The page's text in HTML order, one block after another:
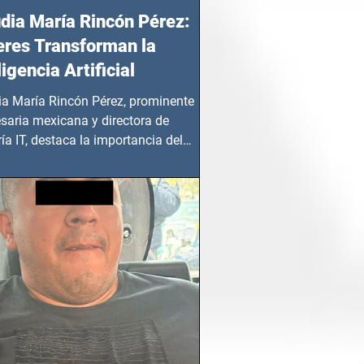
María Rincón Pérez:
Transforman la
Artificial
María Rincón Pérez, prominente
mexicana y directora de
IT, destaca la importancia del